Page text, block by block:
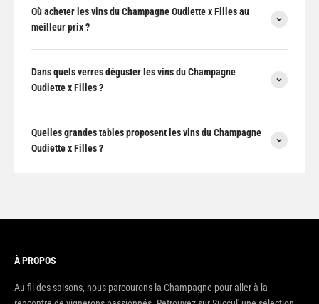
Où acheter les vins du Champagne Oudiette x Filles au
meilleur prix ?
Dans quels verres déguster les vins du Champagne
Oudiette x Filles ?
Quelles grandes tables proposent les vins du Champagne
Oudiette x Filles ?
À PROPOS
Au fil des saisons, nous parcourons la Champagne pour aller à la